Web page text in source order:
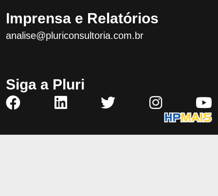
Imprensa e Relatórios
analise@pluriconsultoria.com.br
Siga a Pluri